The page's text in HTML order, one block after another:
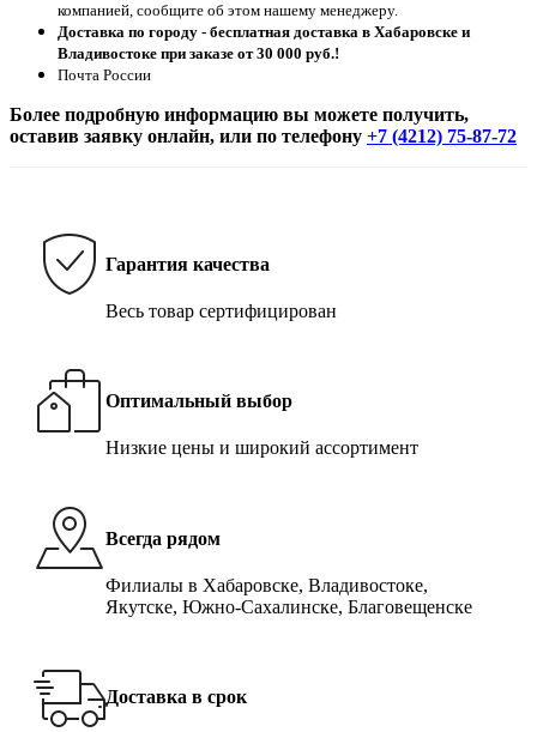
компанией, сообщите об этом нашему менеджеру.
Доставка по городу - бесплатная доставка в Хабаровске и
Владивостоке при заказе от 30 000 руб.!
Почта России
Более подробную информацию вы можете получить,
оставив заявку онлайн, или по телефону +7 (4212) 75-87-72
Гарантия качества
Весь товар сертифицирован
Оптимальный выбор
Низкие цены и широкий ассортимент
Всегда рядом
Филиалы в Хабаровске, Владивостоке,
Якутске, Южно-Сахалинске, Благовещенске
Доставка в срок